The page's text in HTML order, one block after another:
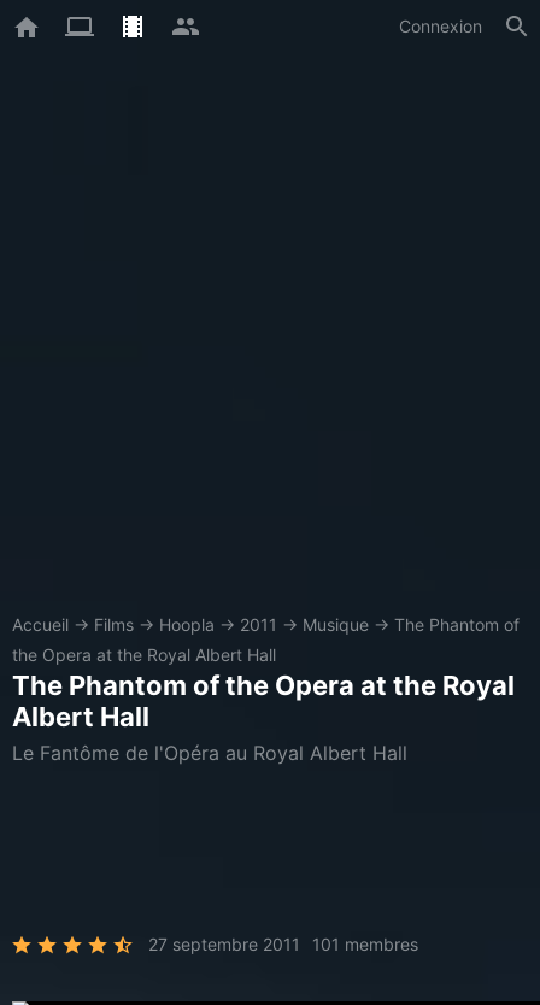
Connexion
Accueil → Films → Hoopla → 2011 → Musique → The Phantom of
the Opera at the Royal Albert Hall
The Phantom of the Opera at the Royal
Albert Hall
Le Fantôme de l'Opéra au Royal Albert Hall
27 septembre 2011 101 membres